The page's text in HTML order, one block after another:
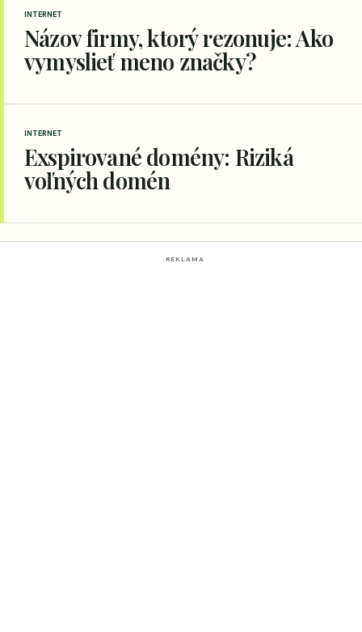
INTERNET
Názov firmy, ktorý rezonuje: Ako
vymyslieť meno značky?
INTERNET
Exspirované domény: Riziká
voľných domén
REKLAMA